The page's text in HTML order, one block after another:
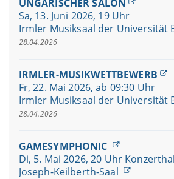
UNGARISCHER SALON
Sa, 13. Juni 2026, 19 Uhr
Irmler Musiksaal der Universität
28.04.2026
IRMLER-MUSIKWETTBEWERB
Fr, 22. Mai 2026, ab 09:30 Uhr
Irmler Musiksaal der Universität
28.04.2026
GAMESYMPHONIC
Di, 5. Mai 2026, 20 Uhr
Joseph-Keilberth-Saal